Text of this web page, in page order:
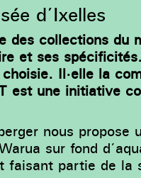
d’Ixelles
des collections du
et ses
Il·elle la
est une initiative
nous
sur fond
faisant partie de la